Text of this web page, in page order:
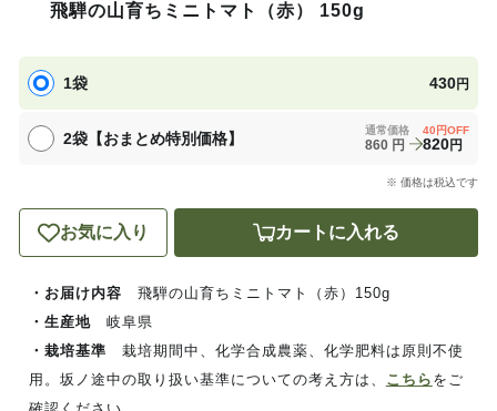
飛騨の山育ちミニトマト（赤） 150g
1袋 430円
2袋【おまとめ特別価格】 通常価格
860 円
40 円OFF
820円
※ 価格は税込です
お気に入り カートに入れる
・お届け内容 飛騨の山育ちミニトマト（赤）150g
・生産地岐阜県
・栽培基準 栽培期間中、化学合成農薬、化学肥料は原則不使
用。坂ノ途中の取り扱い基準についての考え方は、 こちら をご